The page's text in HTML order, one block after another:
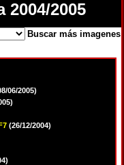
2004/2005
Buscar más imagenes
06/2005)
(26/12/2004)